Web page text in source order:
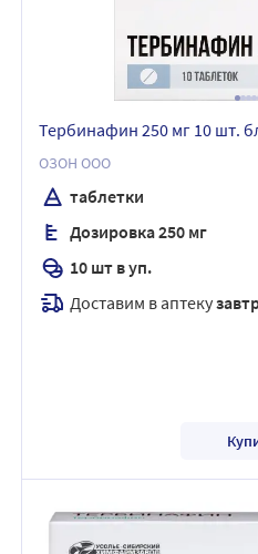
Тербинафин 250 мг 10 шт.
ОЗОН ООО
таблетки
Дозировка 250 мг
10 шт в уп.
Доставим в аптеку